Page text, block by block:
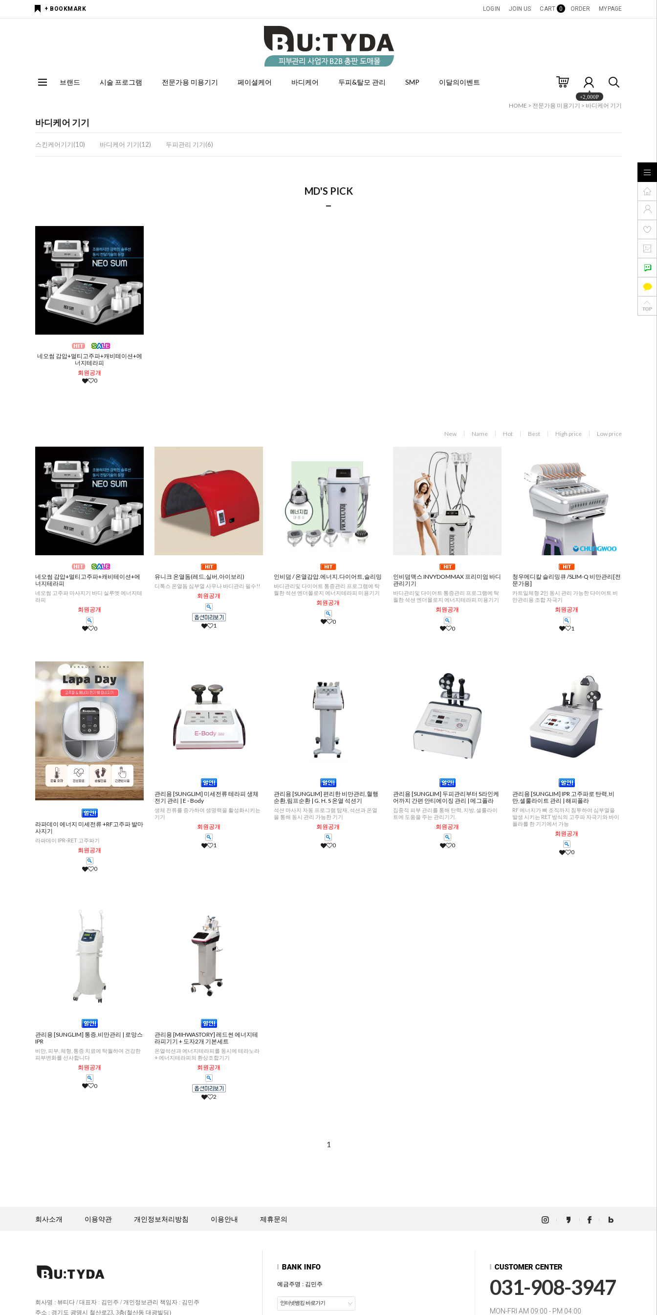
+ BOOKMARK LOGIN JOIN US CART 0 ORDER MYPAGE
브랜드 시술 프로그램 전문가용 미용기기 페이셜케어 바디케어 두피&탈모 관리 SMP 이달의이벤트
+2,000P
HOME > 전문가용 미용기기 > 바디케어 기기
바디케어 기기
스킨케어기기(10) 바디케어 기기(12) 두피관리 기기(6)
MD'S PICK
네오썸 감압+멀티고주파+캐비테이션+에
너지테라피
회원공개
0
New Name Hot Best High price Low price
네오썸 감압+멀티고주파+캐비테이션+에
너지테라피
네오썸 고주파 마사지기 바디 실루엣 에너지테
라피
회원공개
0
유니크 온열돔(레드,실버,아이보리)
디톡스 온열돔 심부열 사우나 바디관리 필수!!
회원공개
1
인비덤 / 온열감압.에너지.다이어트,슬리밍
바디관리및 다이어트 통증관리 프로그램에 탁
월한 석션 엔더몰로지 에너지테라피 미용기기
회원공개
0
인비덤맥스 INVYDOMMAX 프리미엄 바디
관리기기
바디관리및 다이어트 통증관리 프로그램에 탁
월한 석션 엔더몰로지 에너지테라피 미용기기
회원공개
0
청우메디칼 슬리밍큐 /SLIM-Q 비만관리[전
문가용]
카트일체형 2인 동시 관리 가능한 다이어트 비
만관리용 조합 자극기
회원공개
1
라파데이 에너지 미세전류 +RF고주파 발마
사지기
라파데이 IPR-RET 고주파기
회원공개
0
관리용 [SUNGLIM] 미세전류 테라피 생체
전기 관리 | E - Body
생체 전류를 증가하여 생명력을 활성화시키는
기기
회원공개
1
관리용 [SUNGLIM] 편리한 비만관리,혈행
순환,림프순환 | G. H. S 온열 석션기
석션 마사지 자동 프로그램 탑재, 석션과 온열
을 통해 동시 관리 가능한 기기
회원공개
0
관리용 [SUNGLIM] 두피관리부터 S라인케
어까지 간편 안티에이징 관리 | 메그폴라
집중적 피부 관리를 통해 탄력, 지방, 셀룰라이
트에 도움을 주는 관리기기.
회원공개
0
관리용 [SUNGLIM] IPR 고주파로 탄력,비
만,셀룰라이트 관리 | 해피폴라
RF 에너지가 뼈 조직까지 침투하여 심부열을
발생 시키는 RET 방식의 고주파 자극기와 바이
폴라를 한 기기에서 가능
회원공개
0
관리용 [SUNGLIM] 통증,비만관리 | 로망스
IPR
비만, 피부, 체형, 통증 치료에 탁월하여 건강한
피부변화를 선사합니다
회원공개
0
관리용 [MIHWASTORY] 레드썬 에너지테
라피기기 + 도자2개 기본세트
온열석션과 에너지테라피를 동시에 테라노라
+ 에너지테라피의 환상조합기기
회원공개
2
1
회사소개 이용약관 개인정보처리방침 이용안내 제휴문의
회사명 : 뷰티다 / 대표자 : 김민주 / 개인정보관리 책임자 : 김민주
주소 : 경기도 광명시 철산로23, 3층(철산동 대광빌딩)
예금주명 : 김민주
인터넷뱅킹 바로가기
031-908-3947
MON-FRI AM 09:00 - PM 04:00